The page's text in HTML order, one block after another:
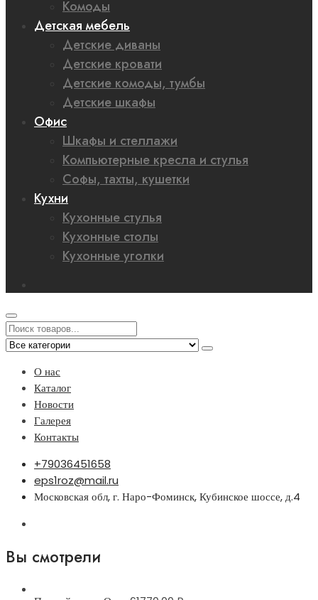
Комоды
Детская мебель
Детские диваны
Детские кровати
Детские комоды, тумбы
Детские шкафы
Офис
Шкафы и стеллажи
Компьютерные кресла и стулья
Софы, тахты, кушетки
Кухни
Кухонные стулья
Кухонные столы
Кухонные уголки
О нас
Каталог
Новости
Галерея
Контакты
+79036451658
eps1roz@mail.ru
Московская обл, г. Наро-Фоминск, Кубинское шоссе, д.4
Вы смотрели